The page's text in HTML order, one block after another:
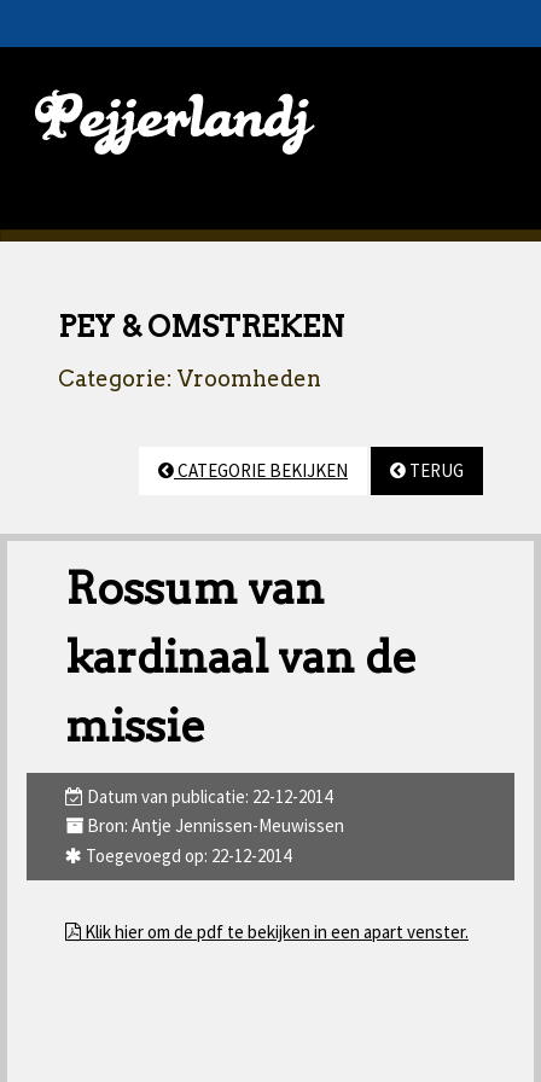
PEY & OMSTREKEN
Categorie: Vroomheden
CATEGORIE BEKIJKEN TERUG
Rossum van
kardinaal van de
missie
Datum van publicatie: 22-12-2014
Bron: Antje Jennissen-Meuwissen
Toegevoegd op: 22-12-2014
Klik hier om de pdf te bekijken in een apart venster.